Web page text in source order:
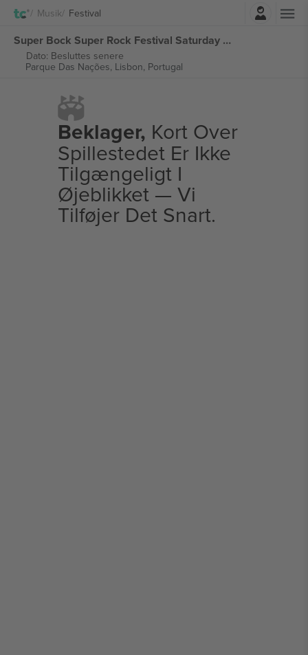
Musik Festival
Super Bock Super Rock Festival Saturday Ticket billetter
Dato: Besluttes senere
Parque Das Nações, Lisbon, Portugal
Beklager, Kort Over
Spillestedet Er Ikke
Tilgængeligt I
Øjeblikket — Vi
Tilføjer Det Snart.